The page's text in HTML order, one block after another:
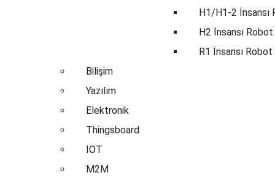
H1/H1-2 İnsansı
H2 İnsansı Robot
R1 İnsansı Robot
Bilişim
Yazılım
Elektronik
Thingsboard
IOT
M2M